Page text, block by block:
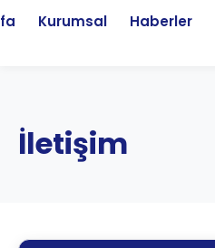
Kurumsal Haberler
İletişim